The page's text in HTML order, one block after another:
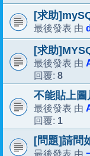
[求助
最後發表 由
[求助
最後發表 由
回覆: 8
不能貼上圖
最後發表 由
回覆: 1
[問題]請問